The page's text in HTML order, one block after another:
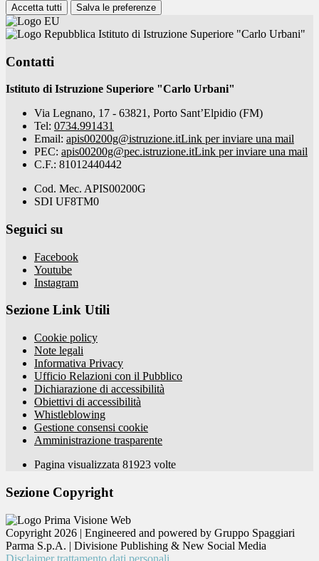
Accetta tutti Salva le preferenze
Istituto di Istruzione Superiore "Carlo Urbani"
Contatti
Istituto di Istruzione Superiore "Carlo Urbani"
Via Legnano, 17 - 63821, Porto Sant’Elpidio (FM)
Tel: 0734.991431
Email: apis00200g@istruzione.itLink per inviare una mail
PEC: apis00200g@pec.istruzione.itLink per inviare una mail
C.F.: 81012440442
Cod. Mec. APIS00200G
SDI UF8TM0
Seguici su
Facebook
Youtube
Instagram
Sezione Link Utili
Cookie policy
Note legali
Informativa Privacy
Ufficio Relazioni con il Pubblico
Dichiarazione di accessibilità
Obiettivi di accessibilità
Whistleblowing
Gestione consensi cookie
Amministrazione trasparente
Pagina visualizzata 81923 volte
Sezione Copyright
Copyright 2026 | Engineered and powered by Gruppo Spaggiari
Parma S.p.A. | Divisione Publishing & New Social Media
Disclaimer trattamento dati personali